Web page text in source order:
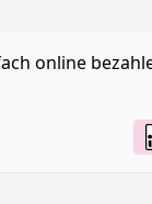
online